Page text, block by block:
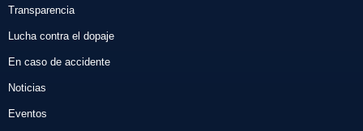
Transparencia
Lucha contra el dopaje
En caso de accidente
Noticias
Eventos